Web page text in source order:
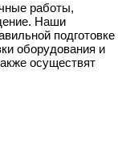
работы,
Наши
подготовке
оборудования и
осуществят